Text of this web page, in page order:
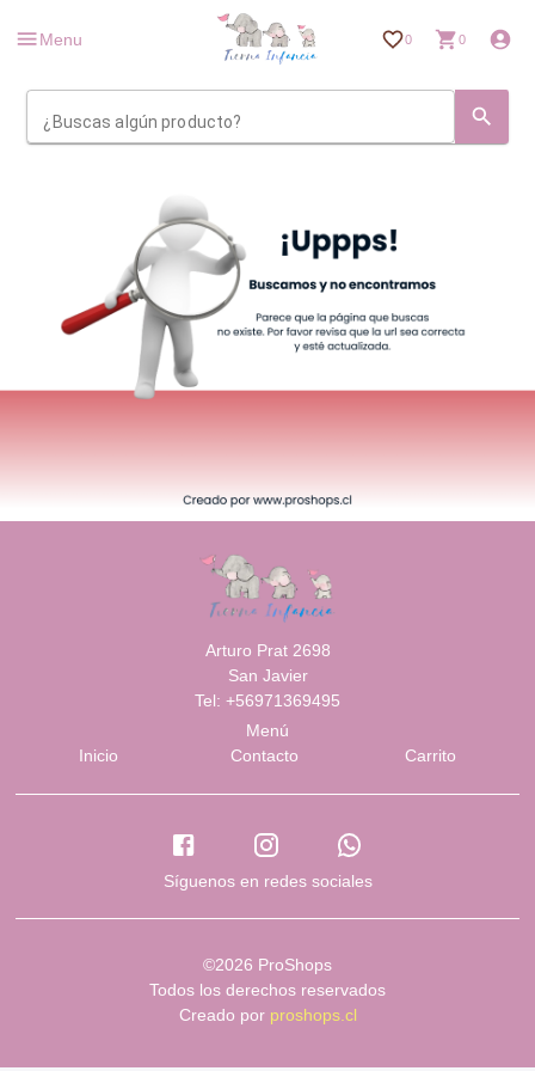
Menu 0 0
¿Buscas algún producto?
Arturo Prat 2698
San Javier
Tel: +56971369495
Menú
Inicio
Contacto Carrito
Síguenos en redes sociales
©2026 ProShops
Todos los derechos reservados
Creado por proshops.cl